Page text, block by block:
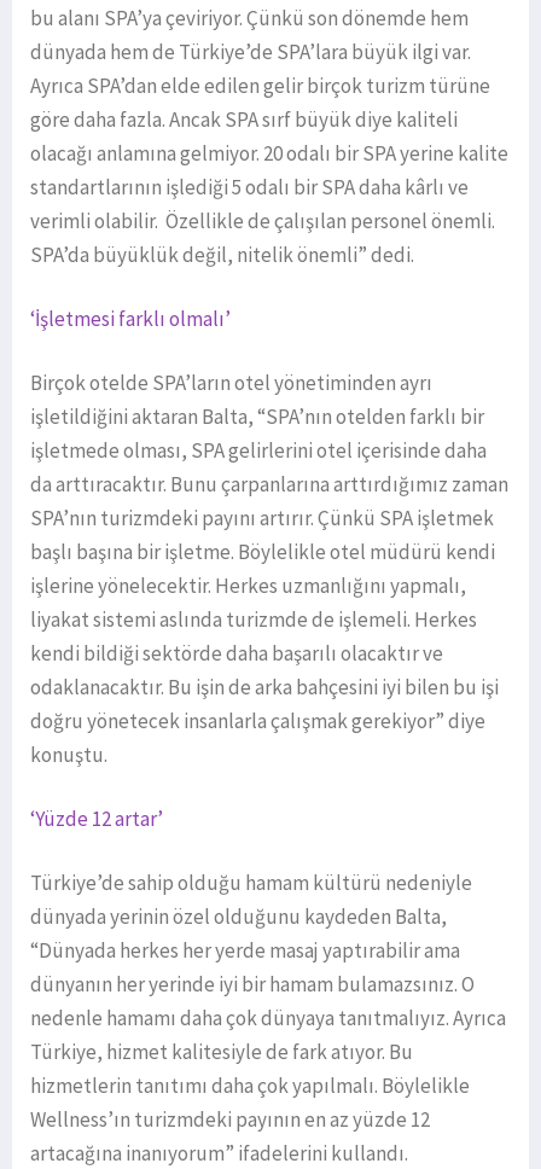
bu alanı SPA’ya çeviriyor. Çünkü son dönemde hem
dünyada hem de Türkiye’de SPA’lara büyük ilgi var.
Ayrıca SPA’dan elde edilen gelir birçok turizm türüne
göre daha fazla. Ancak SPA sırf büyük diye kaliteli
olacağı anlamına gelmiyor. 20 odalı bir SPA yerine kalite
standartlarının işlediği 5 odalı bir SPA daha kârlı ve
verimli olabilir. Özellikle de çalışılan personel önemli.
SPA’da büyüklük değil, nitelik önemli” dedi.
‘İşletmesi farklı olmalı’
Birçok otelde SPA’ların otel yönetiminden ayrı
işletildiğini aktaran Balta, “SPA’nın otelden farklı bir
işletmede olması, SPA gelirlerini otel içerisinde daha
da arttıracaktır. Bunu çarpanlarına arttırdığımız zaman
SPA’nın turizmdeki payını artırır. Çünkü SPA işletmek
başlı başına bir işletme. Böylelikle otel müdürü kendi
işlerine yönelecektir. Herkes uzmanlığını yapmalı,
liyakat sistemi aslında turizmde de işlemeli. Herkes
kendi bildiği sektörde daha başarılı olacaktır ve
odaklanacaktır. Bu işin de arka bahçesini iyi bilen bu işi
doğru yönetecek insanlarla çalışmak gerekiyor” diye
konuştu.
‘Yüzde 12 artar’
Türkiye’de sahip olduğu hamam kültürü nedeniyle
dünyada yerinin özel olduğunu kaydeden Balta,
“Dünyada herkes her yerde masaj yaptırabilir ama
dünyanın her yerinde iyi bir hamam bulamazsınız. O
nedenle hamamı daha çok dünyaya tanıtmalıyız. Ayrıca
Türkiye, hizmet kalitesiyle de fark atıyor. Bu
hizmetlerin tanıtımı daha çok yapılmalı. Böylelikle
Wellness’ın turizmdeki payının en az yüzde 12
artacağına inanıyorum” ifadelerini kullandı.